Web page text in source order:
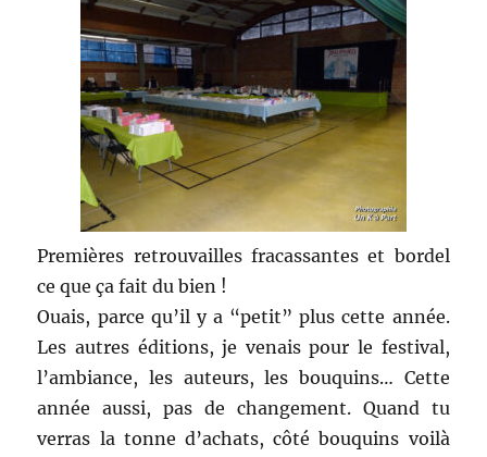
Premières retrouvailles fracassantes et bordel
ce que ça fait du bien !
Ouais, parce qu’il y a “petit” plus cette année.
Les autres éditions, je venais pour le festival,
l’ambiance, les auteurs, les bouquins… Cette
année aussi, pas de changement. Quand tu
verras la tonne d’achats, côté bouquins voilà